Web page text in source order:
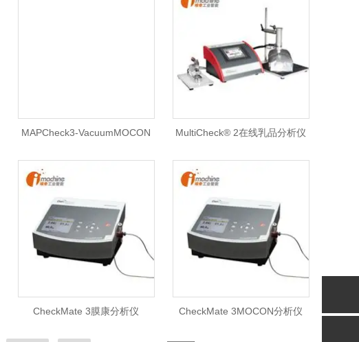
MAPCheck3-VacuumMOCON
在线顶空气体分析仪 - 包装测试
MultiCheck® 2在线乳品分析仪
CheckMate 3膜康分析仪 CheckMate 3MOCON分析仪